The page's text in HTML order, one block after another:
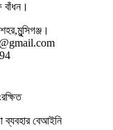
ব্যবহার বেআইনি